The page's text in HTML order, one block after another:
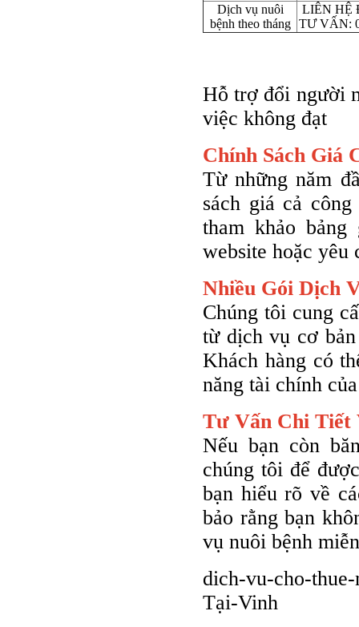
Dịch vụ nuôi
bệnh theo tháng
LIÊN HỆ
TƯ VẤN:
Hỗ trợ đổi người
việc không đạt
Chính Sách Giá
Từ những năm
sách giá cả
tham khảo
website hoặc yêu
Nhiều Gói Dịch
Chúng tôi cung
từ dịch vụ cơ
Khách hàng có
năng tài chính
Tư Vấn Chi Tiết
Nếu bạn còn
chúng tôi để
bạn hiểu rõ về
bảo rằng bạn
vụ nuôi bệnh
dich-vu-cho-
Tại-Vinh